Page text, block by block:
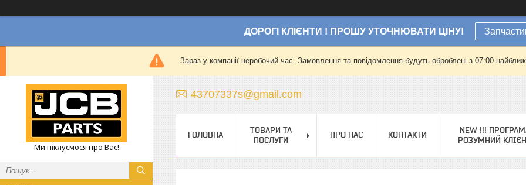
ДОРОГІ КЛІЄНТИ ! ПРОШУ УТОЧНЮВАТИ ЦІНУ!
Зараз у компанії неробочий час. Замовлення та повідомлення будуть оброблені з 07:00
Ми піклуємося про Вас!
43707337s@gmail.com
ГОЛОВНА
ТОВАРИ ТА
ПОСЛУГИ
ПРО НАС КОНТАКТИ
NEW !!!
РОЗУМНИЙ